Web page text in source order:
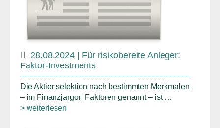
28.08.2024 | Für risikobereite Anleger:
Faktor-Investments
Die Aktienselektion nach bestimmten Merkmalen
– im Finanzjargon Faktoren genannt – ist …
> weiterlesen